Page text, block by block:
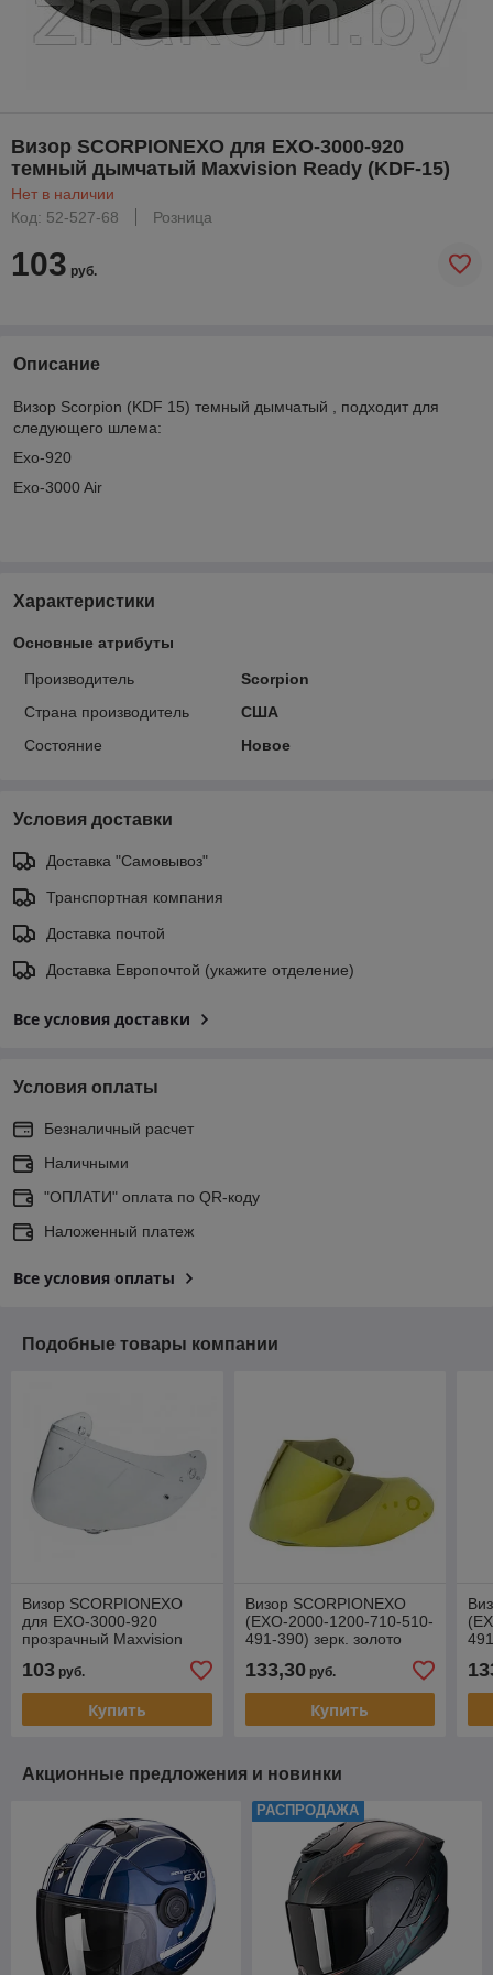
Визор SCORPIONEXO для EXO-3000-920
темный дымчатый Maxvision Ready (KDF-15)
Нет в наличии
Код: 52-527-68
Розница
103 руб.
Описание
Визор Scorpion (KDF 15) темный дымчатый , подходит для
следующего шлема:
Exo-920
Exo-3000 Air
Характеристики
Основные атрибуты
Производитель
Scorpion
Страна производитель
США
Состояние
Новое
Условия доставки
Доставка "Самовывоз"
Транспортная компания
Доставка почтой
Доставка Европочтой (укажите отделение)
Все условия доставки
Условия оплаты
Безналичный расчет
Наличными
"ОПЛАТИ" оплата по QR-коду
Наложенный платеж
Все условия оплаты
Подобные товары компании
Визор SCORPIONEXO
для EXO-3000-920
прозрачный Maxvision
103 руб.
Купить
Визор SCORPIONEXO
(EXO-2000-1200-710-510-
491-390) зерк. золото
Maxvision Ready (KDF14-
2)
133,30руб.
Купить
2)
Акционные предложения и новинки
РАСПРОДАЖА